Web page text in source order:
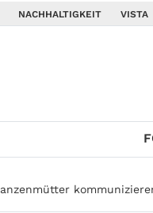
NACHHALTIGKEIT VISTA